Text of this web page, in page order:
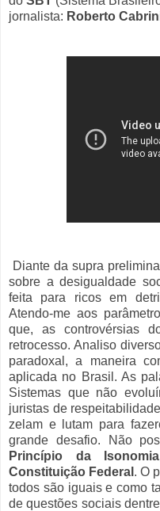
jornalista: Roberto
Diante da supra
sobre a desigualdade
feita para ricos em
Atendo-me aos
que, as controvérsias
retrocesso. Analiso
paradoxal, a maneira
aplicada no Brasil. As
Sistemas que não
juristas de
zelam e lutam para
grande desafio. Não
Princípio da Isonomia
Constituição Federal . O
todos são iguais e como
de questões sociais